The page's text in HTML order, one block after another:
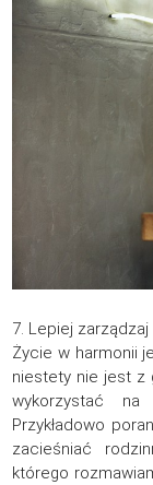
7. Lepiej
Życie w harmonii
niestety nie jest z
wykorzystać
Przykładowo
zacieśniać
którego